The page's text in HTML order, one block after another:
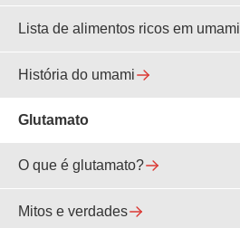
Lista de alimentos ricos em umami
História do umami
Glutamato
O que é glutamato?
Mitos e verdades